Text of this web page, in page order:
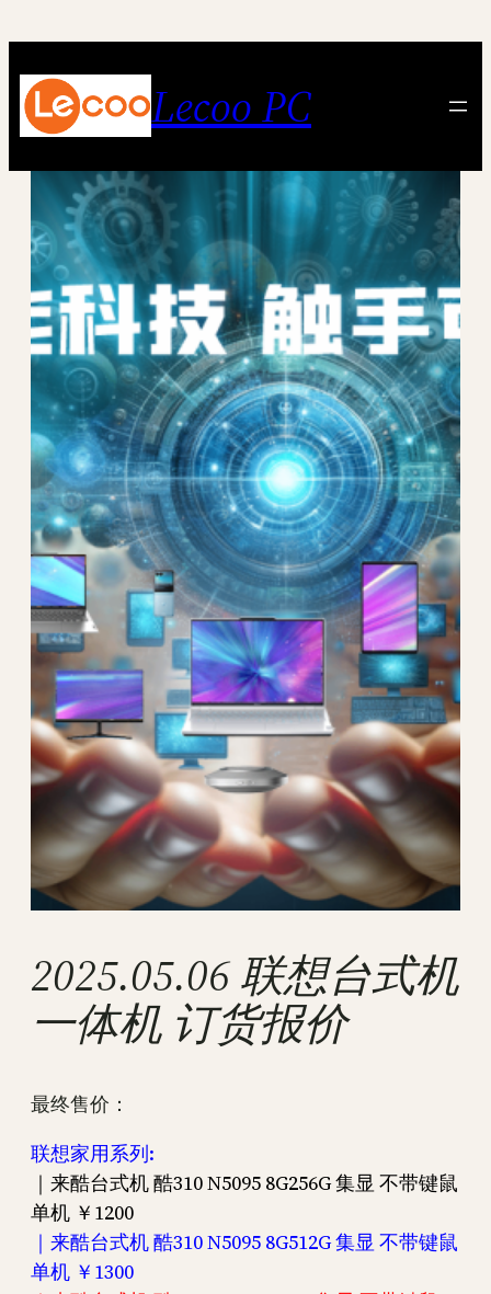
内
容
Lecoo PC
2025.05.06 联想台式机
一体机 订货报价
最终售价：
联想家用系列:
｜来酷台式机 酷310 N5095 8G256G 集显 不带键鼠
单机 ￥1200
｜来酷台式机 酷310 N5095 8G512G 集显 不带键鼠
单机 ￥1300